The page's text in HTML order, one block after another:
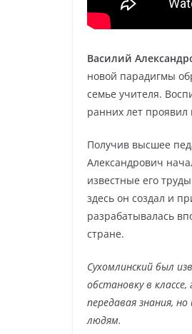
Василий
новой парадигмы
семье учителя.
ранних лет
Получив высшее
Александрович
известные его
здесь он создал и
разрабатывалась
стране.
Сухомлинский был
обстановку в
передавая знания,
людям.